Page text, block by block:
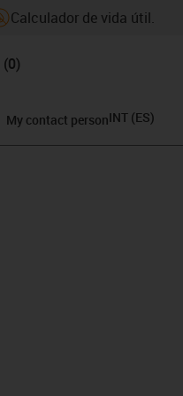
Calculador de vida útil.
(0)
My contact personINT (ES)